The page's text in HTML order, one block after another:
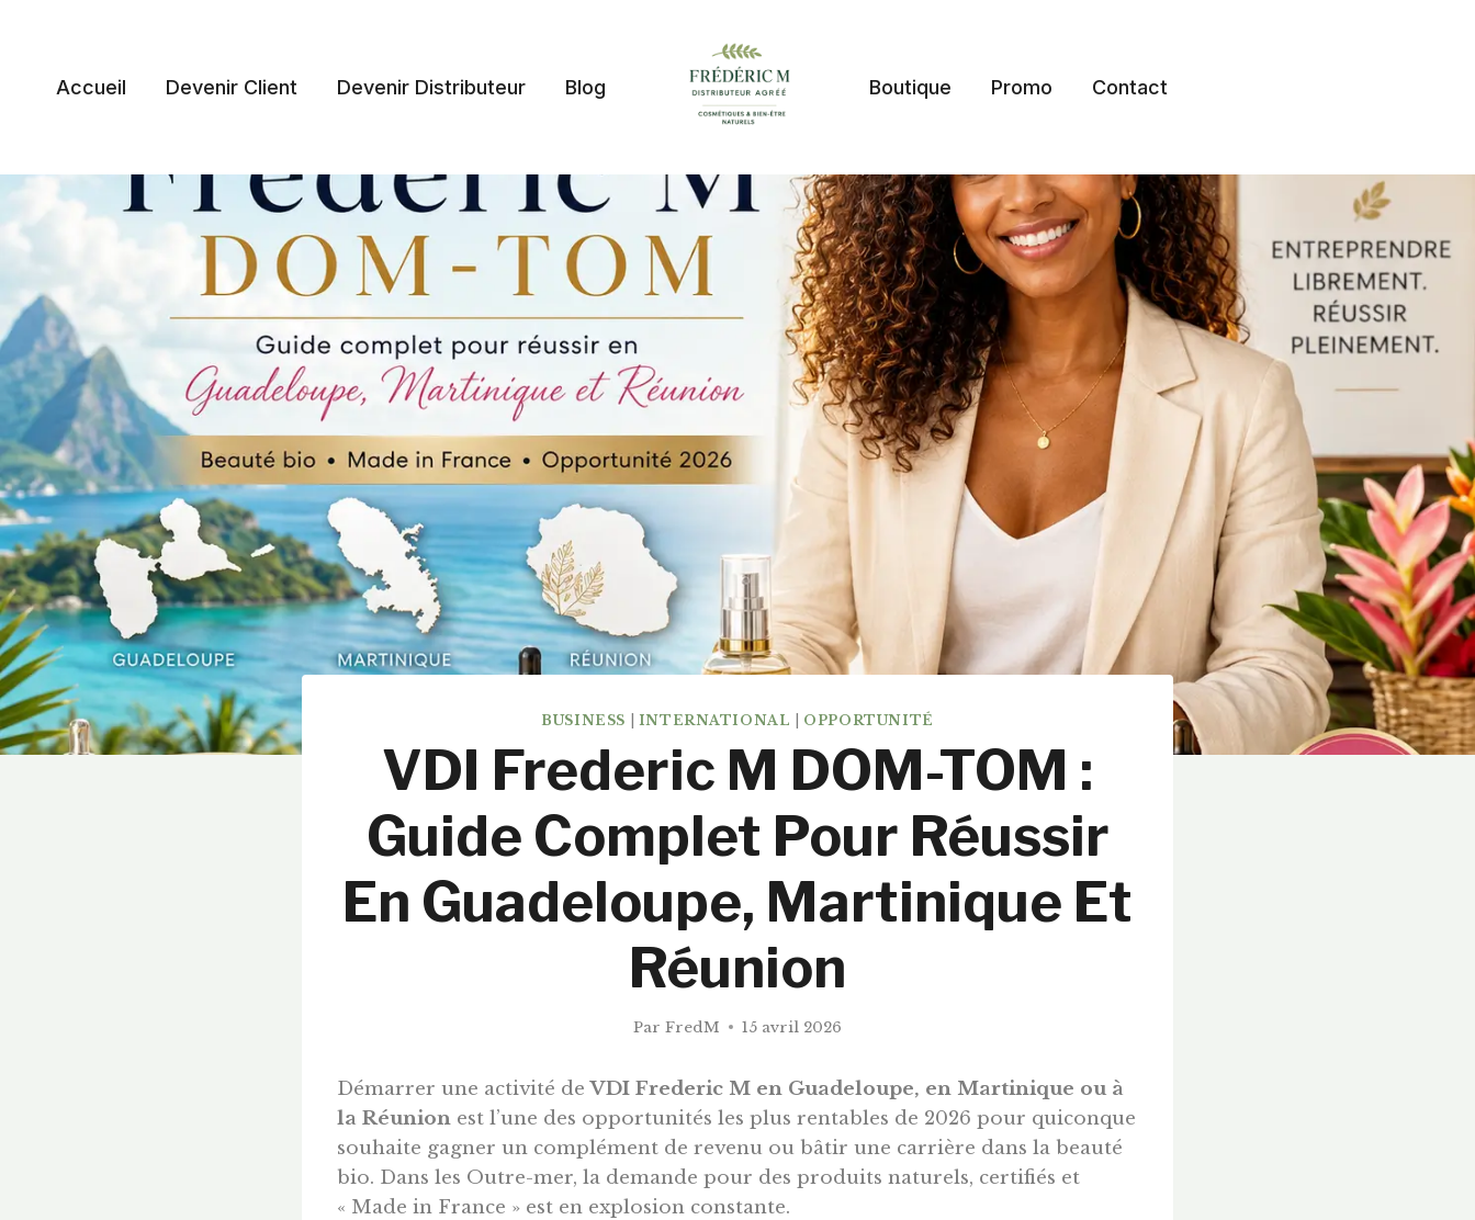
Accueil Devenir Client Devenir Distributeur Blog Boutique Promo Contact
BUSINESS INTERNATIONAL OPPORTUNITÉ
VDI Frederic M DOM-TOM :
Guide Complet Pour Réussir
En Guadeloupe, Martinique Et
Réunion
Par FredM 15 avril 2026
Démarrer une activité deVDI Frederic M en Guadeloupe, en Martinique ou à
la Réunion est l’une des opportunités les plus rentables de 2026 pour quiconque
souhaite gagner un complément de revenu ou bâtir une carrière dans la beauté
bio. Dans les Outre-mer, la demande pour des produits naturels, certifiés et
« Made in France » est en explosion constante.